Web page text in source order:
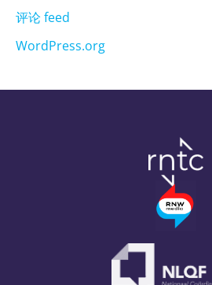
评论 feed
WordPress.org